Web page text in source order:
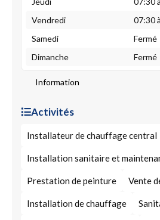
Vendredi
07:30
Samedi
Fermé
Dimanche
Fermé
Information
Activités
Installateur de chauffage central
Installation sanitaire et
Prestation de peinture Vente
Installation de chauffage